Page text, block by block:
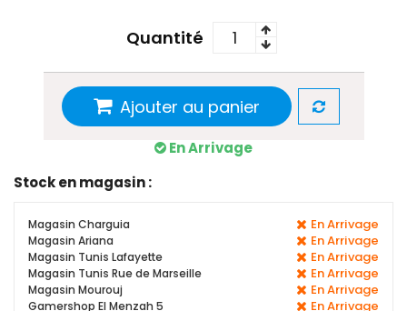
Quantité
Ajouter au panier
En Arrivage
Stock en magasin :
Magasin Charguia En Arrivage
Magasin Ariana En Arrivage
Magasin Tunis Lafayette En Arrivage
Magasin Tunis Rue de Marseille En Arrivage
Magasin Mourouj En Arrivage
Gamershop El Menzah 5 En Arrivage